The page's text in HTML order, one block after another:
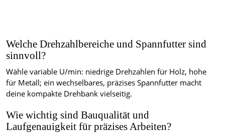
Welche Drehzahlbereiche und Spannfutter sind
sinnvoll?
Wähle variable U/min: niedrige Drehzahlen für Holz, hohe
für Metall; ein wechselbares, präzises Spannfutter macht
deine kompakte Drehbank vielseitig.
Wie wichtig sind Bauqualität und
Laufgenauigkeit für präzises Arbeiten?